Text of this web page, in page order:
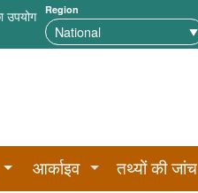
उपयोग Region
आर्काइव तथ्यों की जांच